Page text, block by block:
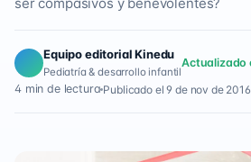
Equipo editorial Kinedu
Pediatría & desarrollo infantil
Actualizado
4 min de lectura Publicado el 9 de nov de 2016